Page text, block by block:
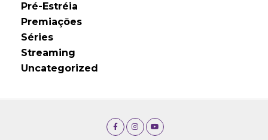
Pré-Estréia
Premiações
Séries
Streaming
Uncategorized